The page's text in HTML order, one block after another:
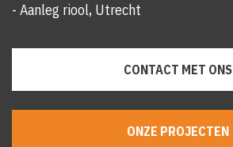
- Aanleg riool, Utrecht
CONTACT MET ONS
ONZE PROJECTEN